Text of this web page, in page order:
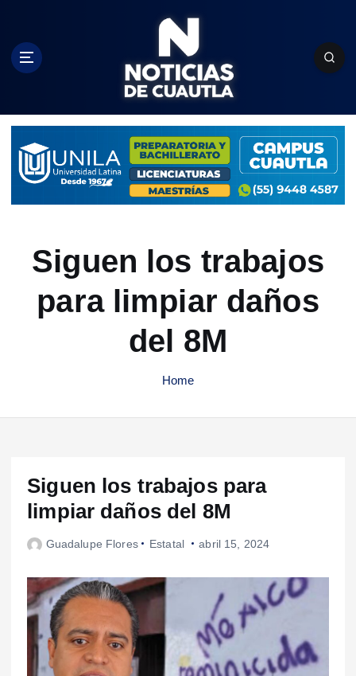
c
Siguen los trabajos
para limpiar daños
del 8M
Home
Siguen los trabajos para
limpiar daños del 8M
Guadalupe Flores Estatal abril 15, 2024